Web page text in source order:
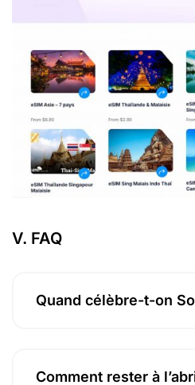
V. FAQ
Quand célèbre-t-on
Comment rester à